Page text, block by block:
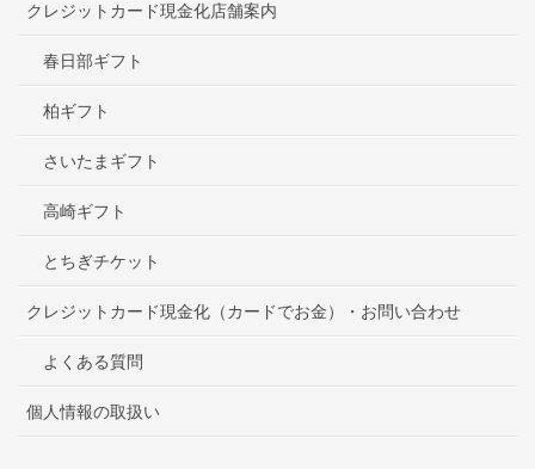
クレジットカード現金化店舗案内
春日部ギフト
柏ギフト
さいたまギフト
高崎ギフト
とちぎチケット
クレジットカード現金化（カードでお金）・お問い合わせ
よくある質問
個人情報の取扱い